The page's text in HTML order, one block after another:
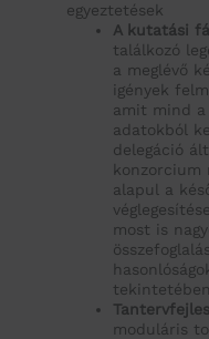
egyeztetések
A kutatási
találkozó
a meglévő
igények
amit mind a
adatokból
delegáció
konzorcium
alapul a
most is
tekintetében.
moduláris